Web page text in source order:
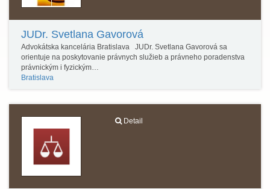
JUDr. Svetlana Gavorová
Advokátska kancelária Bratislava JUDr. Svetlana Gavorová sa
orientuje na poskytovanie právnych služieb a právneho poradenstva
právnickým i fyzickým…
Bratislava
Detail